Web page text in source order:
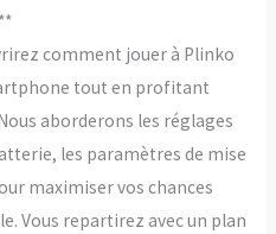
comment jouer à Plinko
tout en profitant
aborderons les réglages
les paramètres de mise
maximiser vos chances
Vous repartirez avec un plan